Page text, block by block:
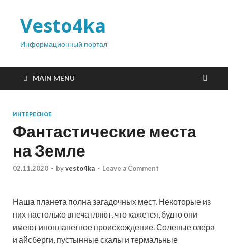
Vesto4ka
Информационный портал
MAIN MENU
ИНТЕРЕСНОЕ
Фантастические места
на Земле
02.11.2020 - byvesto4ka - Leave a Comment
Наша планета полна загадочных мест. Некоторые из
них настолько впечатляют, что кажется, будто они
имеют инопланетное происхождение. Соленые озера
и айсберги, пустынные скалы и термальные